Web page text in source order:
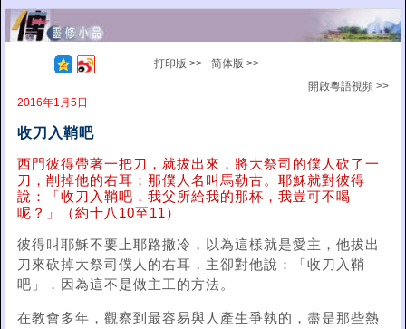
打印版 >>
简体版 >>
開啟粵語視頻 >>
2016年1月5日
收刀入鞘吧
西門彼得帶著一把刀，就拔出來，將大祭司的僕人砍了一
刀，削掉他的右耳；那僕人名叫馬勒古。耶穌就對彼得
說：「收刀入鞘吧，我父所給我的那杯，我豈可不喝
呢？」（約十八10至11）
彼得叫耶穌不要上耶路撒冷，以為這樣就是愛主，他拔出
刀來砍掉大祭司僕人的右耳，主卻對他說：「收刀入鞘
吧」，因為這不是做主工的方法。
在教會多年，觀察到最容易與人產生爭執的，盡是那些熱